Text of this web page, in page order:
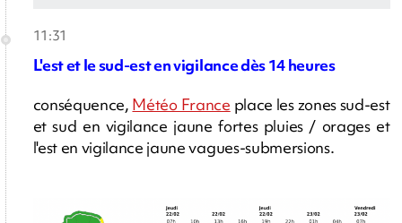
11:31
L'est et le sud-est en vigilance dès 14 heures
conséquence, Météo France place les zones sud-est
et sud en vigilance jaune fortes pluies / orages et
l'est en vigilance jaune vagues-submersions.